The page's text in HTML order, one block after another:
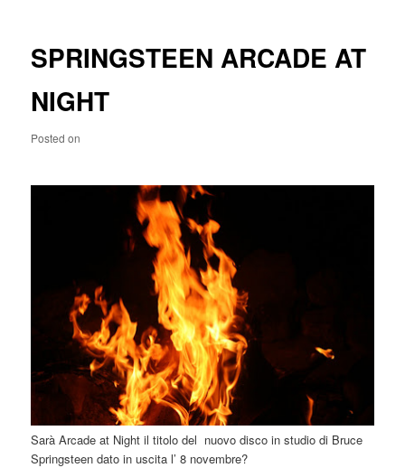
SPRINGSTEEN ARCADE AT
NIGHT
Posted on
Sarà Arcade at Night il titolo del nuovo disco in studio di Bruce
Springsteen dato in uscita l’ 8 novembre?